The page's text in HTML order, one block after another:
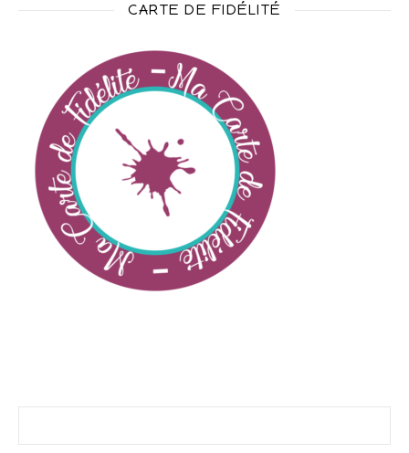
CARTE DE FIDÉLITÉ